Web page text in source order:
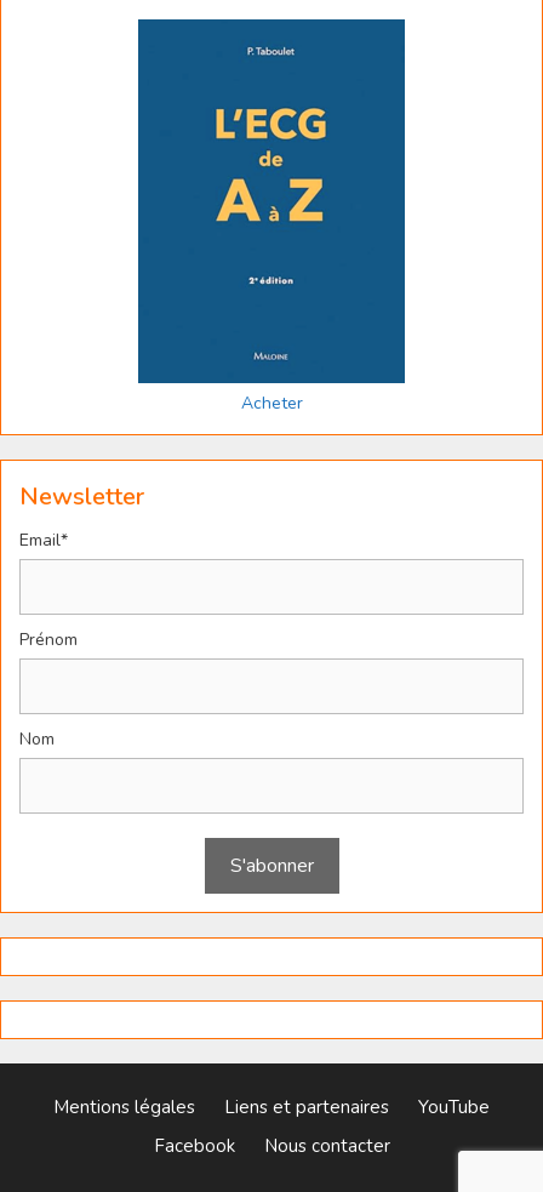
Acheter
Newsletter
Email*
Prénom
Nom
Mentions légales Liens et partenaires
YouTube
Facebook
Nous contacter